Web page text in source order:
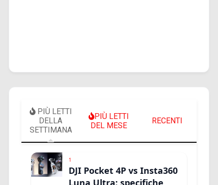
PIÙ LETTI
DELLA
SETTIMANA
PIÙ LETTI
DEL MESE
RECENTI
1
DJI Pocket 4P vs Insta360
Luna Ultra: specifiche,